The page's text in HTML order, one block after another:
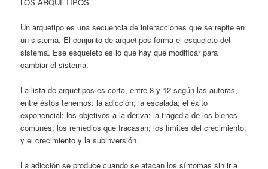
Un arquetipo es una secuencia de interacciones que se repite en
un sistema. El conjunto de arquetipos forma el esqueleto del
sistema. Ese esqueleto es lo que hay que modificar para
cambiar el sistema.
La lista de arquetipos es corta, entre 8 y 12 según las autoras,
entre éstos tenemos: la adicción; la escalada; el éxito
exponencial; los objetivos a la deriva; la tragedia de los bienes
comunes; los remedios que fracasan; los límites del crecimiento;
y el crecimiento y la subinversión.
La adicción se produce cuando se atacan los síntomas sin ir a